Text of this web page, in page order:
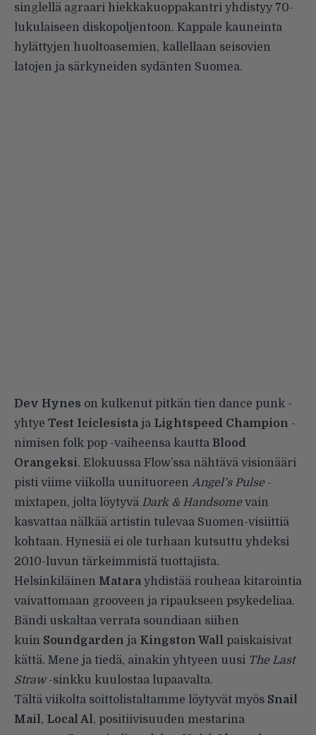
singlellä agraari hiekkakuoppakantri yhdistyy 70-
lukulaiseen diskopoljentoon. Kappale kauneinta
hylättyjen huoltoasemien, kallellaan seisovien
latojen ja särkyneiden sydänten Suomea.
Dev Hynes on kulkenut pitkän tien dance punk -
yhtye Test Iciclesista ja Lightspeed Champion -
nimisen folk pop -vaiheensa kautta Blood
Orangeksi. Elokuussa Flow’ssa nähtävä visionääri
pisti viime viikolla uunituoreen Angel’s Pulse -
mixtapen, jolta löytyvä Dark & Handsomevain
kasvattaa nälkää artistin tulevaa Suomen-visiittiä
kohtaan. Hynesiä ei ole turhaan kutsuttu yhdeksi
2010-luvun tärkeimmistä tuottajista.
Helsinkiläinen Matarayhdistää rouheaa kitarointia
vaivattomaan grooveen ja ripaukseen psykedeliaa.
Bändi uskaltaa verrata soundiaan siihen
kuin Soundgarden ja Kingston Wall paiskaisivat
kättä. Mene ja tiedä, ainakin yhtyeen uusi The Last
Straw-sinkku kuulostaa lupaavalta.
Tältä viikolta soittolistaltamme löytyvät myös Snail
Mail, Local Al, positiivisuuden mestarina